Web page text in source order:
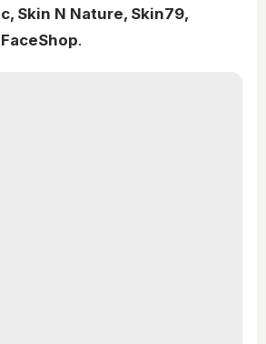
Skin N Nature, Skin79,
.